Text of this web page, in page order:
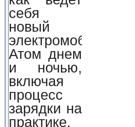
себя
новый
электромобиль
Атом днем
и ночью,
включая
процесс
зарядки на
практике.